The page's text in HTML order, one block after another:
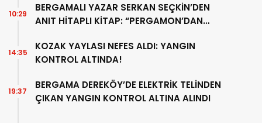
BERGAMALI YAZAR SERKAN SEÇKİN’DEN
ANIT HİTAPLI KİTAP: “PERGAMON’DAN
10:29
KOZAK YAYLASI NEFES ALDI: YANGIN
KONTROL ALTINDA!
14:35
BERGAMA DEREKÖY’DE ELEKTRİK TELİNDEN
ÇIKAN YANGIN KONTROL ALTINA ALINDI
19:37